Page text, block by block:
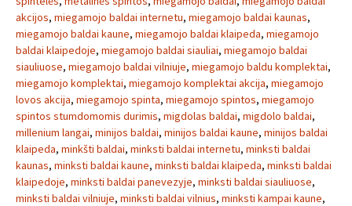
akcijos, miegamojo baldai internetu, miegamojo baldai kaunas,
miegamojo baldai kaune, miegamojo baldai klaipeda, miegamojo
baldai klaipedoje, miegamojo baldai siauliai, miegamojo baldai
siauliuose, miegamojo baldai vilniuje, miegamojo baldu komplektai,
miegamojo komplektai, miegamojo komplektai akcija, miegamojo
lovos akcija, miegamojo spinta, miegamojo spintos, miegamojo
spintos stumdomomis durimis, migdolas baldai, migdolo baldai,
millenium langai, minijos baldai, minijos baldai kaune, minijos baldai
klaipeda, minkšti baldai, minksti baldai internetu, minksti baldai
kaunas, minksti baldai kaune, minksti baldai klaipeda, minksti baldai
klaipedoje, minksti baldai panevezyje, minksti baldai siauliuose,
minksti baldai vilniuje, minksti baldai vilnius, minksti kampai kaune,